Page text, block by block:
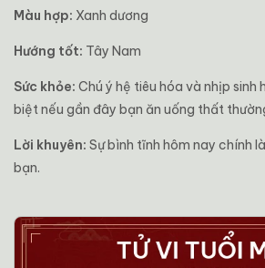
Màu hợp: Xanh dương
Hướng tốt: Tây Nam
Sức khỏe: Chú ý hệ tiêu hóa và nhịp
biệt nếu gần đây bạn ăn uống thất
Lời khuyên: Sự bình tĩnh hôm nay chính
bạn.